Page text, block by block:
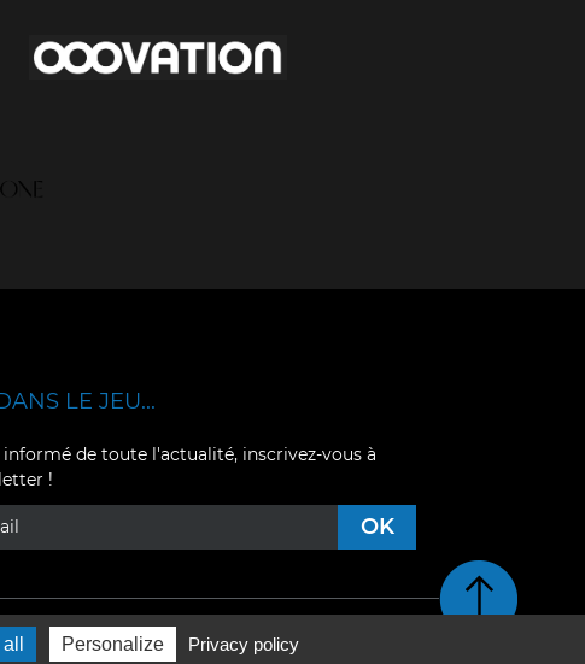
LE JEU...
de toute l'actualité, inscrivez-vous à
!
Retour en haut de page
Personalize Privacy policy